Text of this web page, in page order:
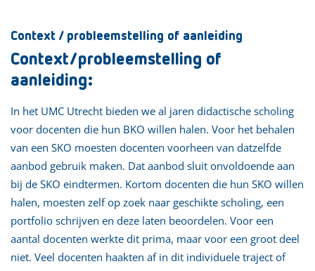
Context / probleemstelling of aanleiding
Context/probleemstelling of
aanleiding:
In het UMC Utrecht bieden we al jaren didactische scholing
voor docenten die hun BKO willen halen. Voor het behalen
van een SKO moesten docenten voorheen van datzelfde
aanbod gebruik maken. Dat aanbod sluit onvoldoende aan
bij de SKO eindtermen. Kortom docenten die hun SKO willen
halen, moesten zelf op zoek naar geschikte scholing, een
portfolio schrijven en deze laten beoordelen. Voor een
aantal docenten werkte dit prima, maar voor een groot deel
niet. Veel docenten haakten af in dit individuele traject of